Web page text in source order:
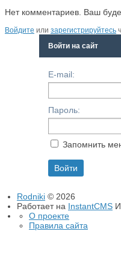
Нет комментариев. Ваш
Войдите или зарегистрируйтесь
Войти на сайт
E-mail:
Пароль:
Запомнить
Rodniki © 2026
Работает на InstantCMS
О проекте
Правила сайта